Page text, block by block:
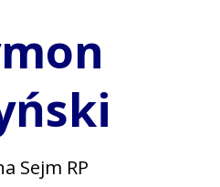
Sejm RP